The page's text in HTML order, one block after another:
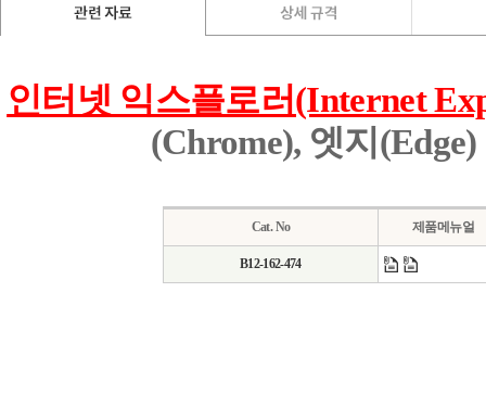
인터넷 익스플로러(Internet
(Chrome), 엣지
B12-162-474
Cat. No 제품메뉴얼